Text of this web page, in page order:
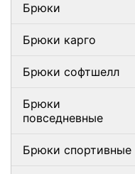
Брюки
Брюки карго
Брюки софтшелл
Брюки
повседневные
Брюки спортивные